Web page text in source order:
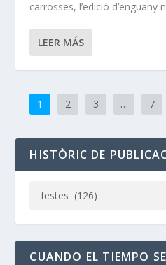
carrosses, l’edició d’enguany
LEER MÁS
1 2 3 … 7
HISTÒRIC DE
CUANDO EL TIEMPO